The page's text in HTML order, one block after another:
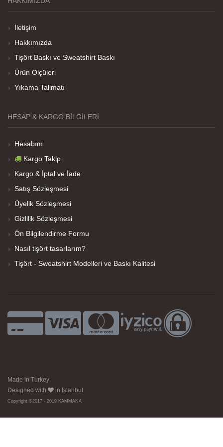
Teşekkürler
Her sey iyi ama baskı göründüğü gibi değil daha
soluk
İletişim
Hakkımızda
Tişört Baskı ve Sweatshirt Baskı
Ürün Ölçüleri
Yıkama Talimatı
HESAP & KARGO BILGILERI
Hesabım
Kargo Takip
Kargo & İptal ve İade
Satış Sözleşmesi
Üyelik Sözleşmesi
Gizlilik Sözleşmesi
Ön Bilgilendirme Formu
Nasıl tişört tasarlarım?
Tişört - Sweatshirt Modelleri ve Baskı Kalitesi
Made in Turkey
Designed with
in Istanbul
Copyright ©2017 - 2019 KAMMANA